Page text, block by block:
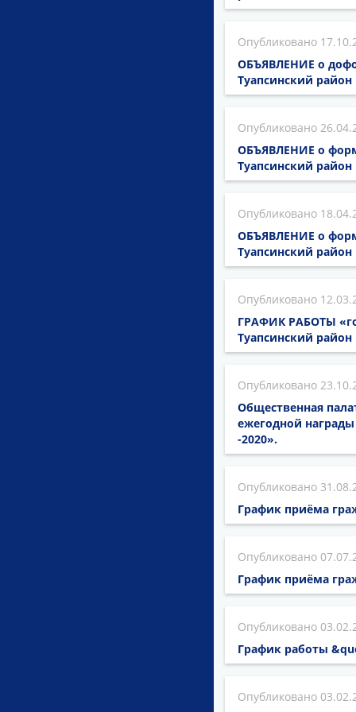
ОБЪЯВЛЕНИЕ о
Туапсинский район
ОБЪЯВЛЕНИЕ о
Туапсинский район
ОБЪЯВЛЕНИЕ о
Туапсинский район
ГРАФИК РАБОТЫ
Туапсинский район
Общественная
ежегодной
-2020».
График приёма
График приёма
График работы